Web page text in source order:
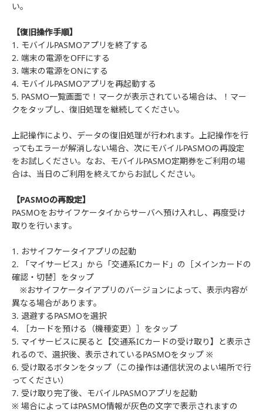
い。
【復旧操作手順】
1. モバイルPASMOアプリを終了する
2. 端末の電源をOFFにする
3. 端末の電源をONにする
4. モバイルPASMOアプリを再起動する
5. PASMO一覧画面で！マークが表示されている場合は、！マー
クをタップし、復旧処理を継続してください。
上記操作により、データの復旧処理が行われます。上記操作を行
ってもエラーが解消しない場合、次にモバイルPASMOの再設定
をお試しください。なお、モバイルPASMO定期券をご利用の場
合は、当日のご利用を終えてからお試しください。
【PASMOの再設定】
PASMOをおサイフケータイからサーバへ預け入れし、再度受け
取りを行います。
1. おサイフケータイアプリの起動
2. 「マイサービス」から「交通系ICカード」の［メインカードの
確認・切替］をタップ
※おサイフケータイアプリのバージョンによって、表示内容が
異なる場合があります。
3. 退避するPASMOを選択
4. ［カードを預ける（機種変更）］をタップ
5. マイサービスに戻ると【交通系ICカードの受け取り】と表示さ
れるので、選択後、表示されているPASMOをタップ ※
6. 受け取るボタンをタップ（この操作は通信状況のよい場所で行
ってください）
7. 受け取り完了後、モバイルPASMOアプリを起動
※ 場合によってはPASMO情報が灰色の文字で表示されますの